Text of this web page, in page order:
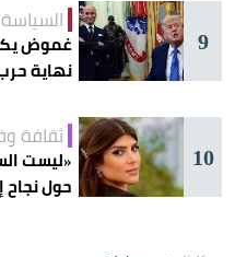
9
السياسة
غموض
نهاية
10
ثقافة
«ليست
حول